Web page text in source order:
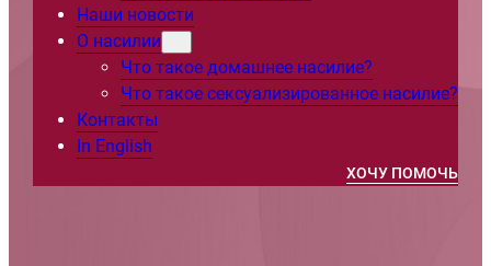
Наши новости
О насилии
Что такое домашнее насилие?
Что такое сексуализированное насилие?
Контакты
In English
ХОЧУ ПОМОЧЬ